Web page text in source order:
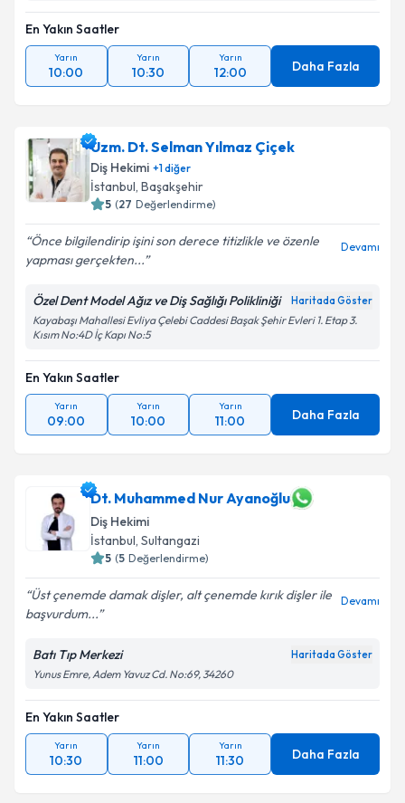
En Yakın Saatler
Yarın
10:00
Yarın
10:30
Yarın
12:00 Daha Fazla
Uzm. Dt. Selman Yılmaz Çiçek
Diş Hekimi +1diğer
İstanbul, Başakşehir
5 (27 Değerlendirme)
Önce bilgilendirip işini son derece titizlikle ve özenle
yapması gerçekten...
Devamı
Özel Dent Model Ağız ve Diş Sağlığı Polikliniği Haritada Göster
Kayabaşı Mahallesi Evliya Çelebi Caddesi Başak Şehir Evleri 1. Etap 3.
Kısım No:4D İç Kapı No:5
En Yakın Saatler
Yarın
09:00
Yarın
10:00
Yarın
11:00 Daha Fazla
Dt. Muhammed Nur Ayanoğlu
Diş Hekimi
İstanbul, Sultangazi
5 (5 Değerlendirme)
Üst çenemde damak dişler, alt çenemde kırık dişler ile
başvurdum...
Devamı
Batı Tıp Merkezi Haritada Göster
Yunus Emre, Adem Yavuz Cd. No:69, 34260
En Yakın Saatler
Yarın
10:30
Yarın
11:00
Yarın
11:30 Daha Fazla